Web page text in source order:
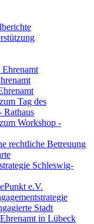
Tag des
Rathaus
Workshop -
rechtliche Betreuung
Schleswig-
e.V.
Stadt
in Lübeck